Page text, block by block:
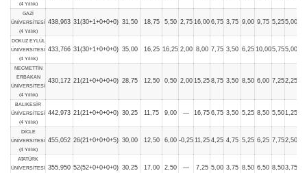
(4 Yıllık)
GAZİ
ÜNİVERSİTESİ
(4 Yıllık)
438,963 31(30+1+0+0+0) 31,50 18,75 5,50 2,75 16,00 6,75 3,75 9,00 9,75 5,255,00
DOKUZ EYLÜL
ÜNİVERSİTESİ
(4 Yıllık)
433,766 31(30+1+0+0+0) 35,00 16,25 16,25 2,00 8,00 7,75 3,50 6,25 10,005,755,00
NECMETTİN
ERBAKAN
ÜNİVERSİTESİ
(4 Yıllık)
430,172 21(21+0+0+0+0) 28,75 12,50 0,50 2,00 15,25 8,75 3,50 8,50 6,00 7,252,25
BALIKESİR
ÜNİVERSİTESİ
(4 Yıllık)
442,973 21(21+0+0+0+0) 30,25 11,75 9,00 — 16,75 6,75 3,50 5,25 8,50 5,501,25
DİCLE
ÜNİVERSİTESİ
(4 Yıllık)
455,052 26(21+0+0+0+5) 30,00 12,50 6,00 -0,25 11,25 4,25 4,75 5,25 6,25 7,752,50
ATATÜRK
ÜNİVERSİTESİ 355,950 52(52+0+0+0+0) 30,25 17,00 2,50 — 7,25 5,00 3,75 8,50 6,50 8,503,75